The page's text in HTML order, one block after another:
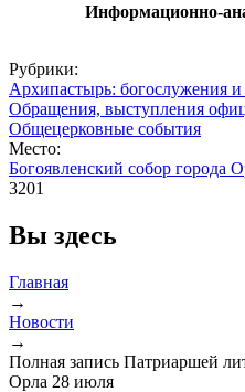
Информационно-
Рубрики:
Архипастырь: богослужения
Обращения, выступления
Общецерковные события
Место:
Богоявленский собор города
3201
Вы здесь
Главная
→
Новости
→
Полная запись Патриаршей
Орла 28 июля